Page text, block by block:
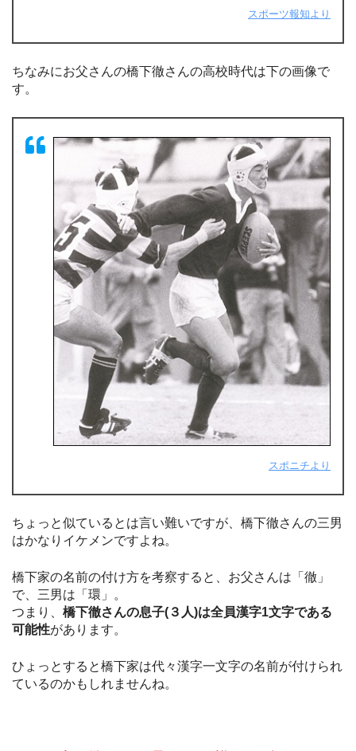
スポーツ報知より
ちなみにお父さんの橋下徹さんの高校時代は下の画像で
す。
スポニチより
ちょっと似ているとは言い難いですが、橋下徹さんの三男
はかなりイケメンですよね。
橋下家の名前の付け方を考察すると、お父さんは「徹」
で、三男は「環」。
つまり、 橋下徹さんの息子(３人)は全員漢字1文字である
可能性があります。
ひょっとすると橋下家は代々漢字一文字の名前が付けられ
ているのかもしれませんね。